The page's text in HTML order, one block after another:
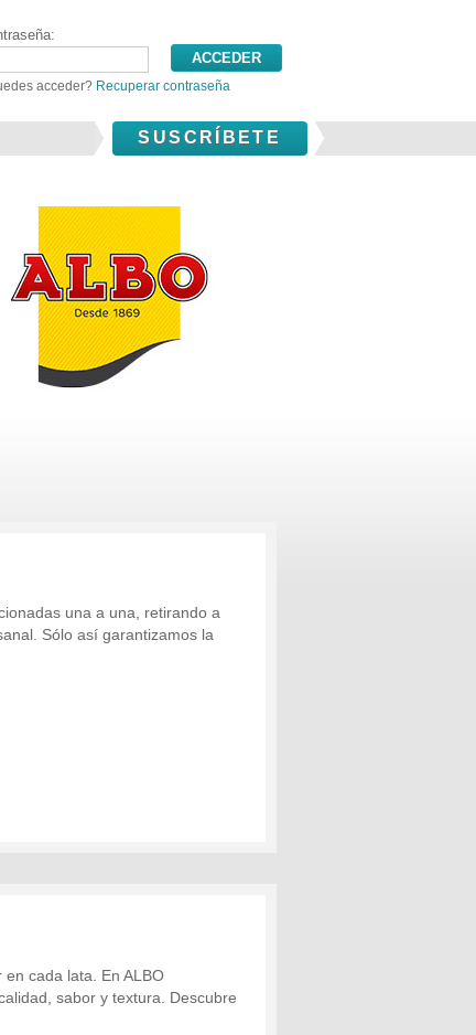
acceder? Recuperar contraseña
SUSCRÍBETE
una a una, retirando a
Sólo así garantizamos la
cada lata. En ALBO
sabor y textura. Descubre